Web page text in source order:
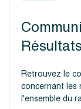
Retrouvez le
concernant les
l'ensemble du